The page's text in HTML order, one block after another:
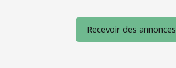
Recevoir des annonces